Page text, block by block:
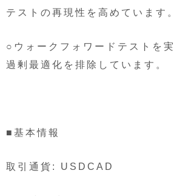
テストの再現性を高めています。
○ウォークフォワードテストを
過剰最適化を排除しています。
■基本情報
取引通貨: USDCAD